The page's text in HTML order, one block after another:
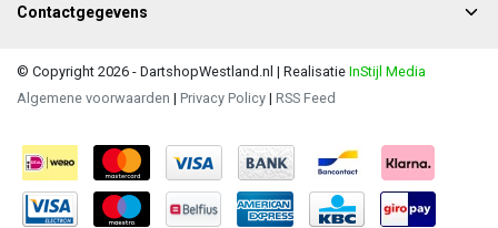
Contactgegevens
© Copyright 2026 - DartshopWestland.nl | Realisatie InStijl Media
Algemene voorwaarden | Privacy Policy | RSS Feed